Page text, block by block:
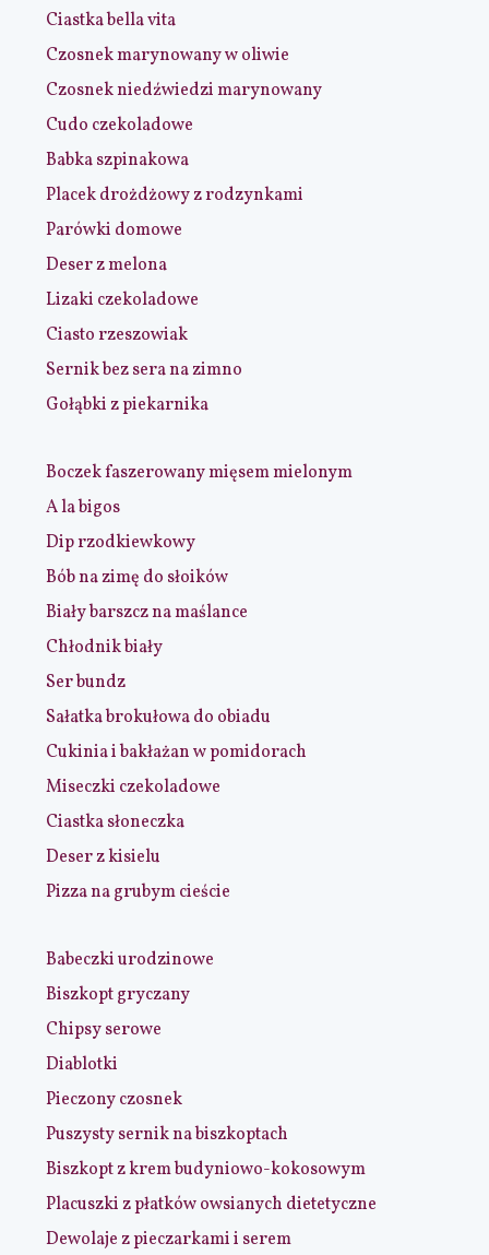
Ciastka bella vita
Czosnek marynowany w oliwie
Czosnek niedźwiedzi marynowany
Cudo czekoladowe
Babka szpinakowa
Placek drożdżowy z rodzynkami
Parówki domowe
Deser z melona
Lizaki czekoladowe
Ciasto rzeszowiak
Sernik bez sera na zimno
Gołąbki z piekarnika
Boczek faszerowany mięsem mielonym
A la bigos
Dip rzodkiewkowy
Bób na zimę do słoików
Biały barszcz na maślance
Chłodnik biały
Ser bundz
Sałatka brokułowa do obiadu
Cukinia i bakłażan w pomidorach
Miseczki czekoladowe
Ciastka słoneczka
Deser z kisielu
Pizza na grubym cieście
Babeczki urodzinowe
Biszkopt gryczany
Chipsy serowe
Diablotki
Pieczony czosnek
Puszysty sernik na biszkoptach
Biszkopt z krem budyniowo-kokosowym
Placuszki z płatków owsianych dietetyczne
Dewolaje z pieczarkami i serem